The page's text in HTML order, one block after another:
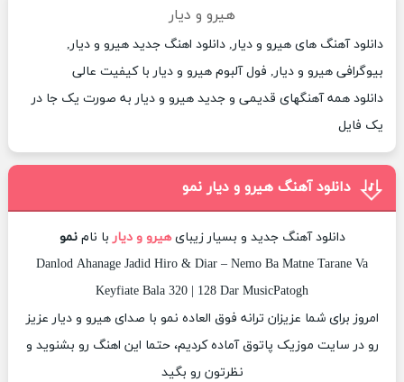
هیرو و دیار
دانلود آهنگ های هیرو و دیار, دانلود اهنگ جدید هیرو و دیار,
بیوگرافی هیرو و دیار, فول آلبوم هیرو و دیار با کیفیت عالی
دانلود همه آهنگهای قدیمی و جدید هیرو و دیار به صورت یک جا در
یک فایل
دانلود آهنگ هیرو و دیار نمو
دانلود آهنگ جدید و بسیار زیبایهیرو و دیار با نامنمو
Danlod Ahanage Jadid Hiro & Diar – Nemo Ba Matne Tarane Va
Keyfiate Bala 320 | 128 Dar MusicPatogh
امروز برای شما عزیزان ترانه فوق العاده نمو با صدای هیرو و دیار عزیز
رو در سایت موزیک پاتوق آماده کردیم، حتما این اهنگ رو بشنوید و
نظرتون رو بگید